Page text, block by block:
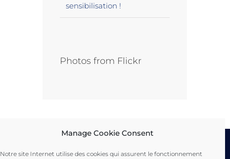
Manage Cookie Consent
Notre site Internet utilise des cookies qui assurent le fonctionnement
sensibilisation !
Photos from Flickr